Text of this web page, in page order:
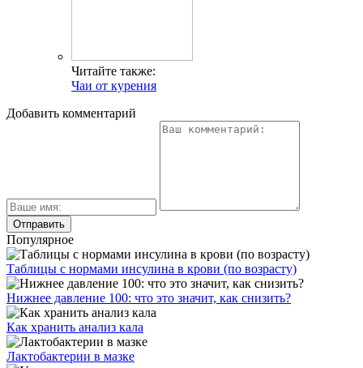
Читайте также:
Чаи от курения
Добавить комментарий
Популярное
Таблицы с нормами инсулина в крови (по возрасту)
Нижнее давление 100: что это значит, как снизить?
Как хранить анализ кала
Лактобактерии в мазке